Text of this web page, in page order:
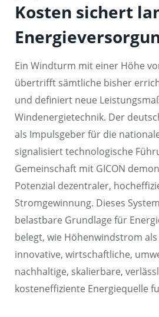
Kosten sichert
Ein Windturm mit einer Höhe
übertrifft sämtliche bisher
und definiert neue
Windenergietechnik. Der
als Impulsgeber für die
signalisiert technologische
Gemeinschaft mit GICON
Potenzial dezentraler,
Stromgewinnung. Dieses
belastbare Grundlage für
belegt, wie Höhenwindstrom
innovative, wirtschaftliche,
nachhaltige, skalierbare,
kosteneffiziente Energiequelle